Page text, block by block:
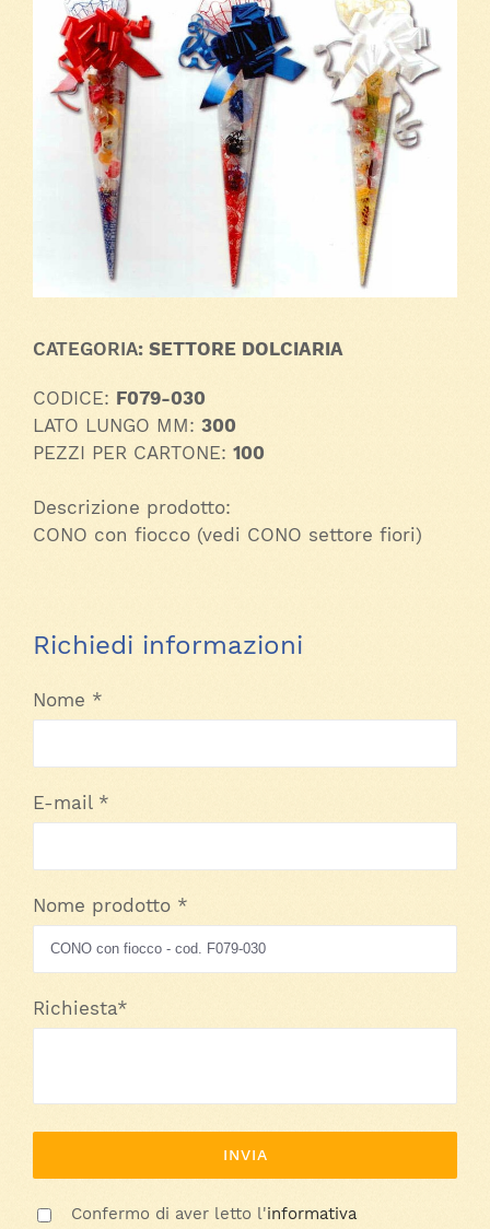
CATEGORIA: SETTORE DOLCIARIA
CODICE: F079-030
LATO LUNGO MM: 300
PEZZI PER CARTONE: 100
Descrizione prodotto:
CONO con fiocco (vedi CONO settore fiori)
Richiedi informazioni
Nome *
E-mail *
Nome prodotto *
Richiesta*
Confermo di aver letto l'informativa